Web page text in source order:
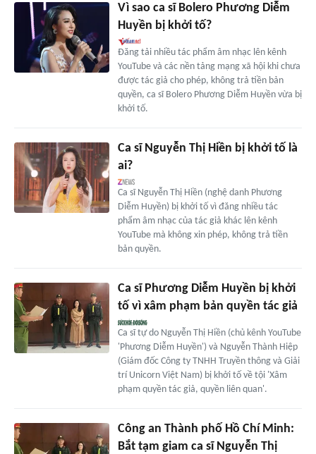
Vì sao ca sĩ Bolero Phương Diễm
Huyền bị khởi tố?
Đăng tải nhiều tác phẩm âm nhạc lên kênh
YouTube và các nền tảng mạng xã hội khi chưa
được tác giả cho phép, không trả tiền bản
quyền, ca sĩ Bolero Phương Diễm Huyền vừa bị
khởi tố.
Ca sĩ Nguyễn Thị Hiền bị khởi tố là
ai?
Ca sĩ Nguyễn Thị Hiền (nghệ danh Phương
Diễm Huyền) bị khởi tố vì đăng nhiều tác
phẩm âm nhạc của tác giả khác lên kênh
YouTube mà không xin phép, không trả tiền
bản quyền.
Ca sĩ Phương Diễm Huyền bị khởi
tố vì xâm phạm bản quyền tác giả
Ca sĩ tự do Nguyễn Thị Hiền (chủ kênh YouTube
'Phương Diễm Huyền') và Nguyễn Thành Hiệp
(Giám đốc Công ty TNHH Truyền thông và Giải
trí Unicorn Việt Nam) bị khởi tố về tội 'Xâm
phạm quyền tác giả, quyền liên quan'.
Công an Thành phố Hồ Chí Minh:
Bắt tạm giam ca sĩ Nguyễn Thị